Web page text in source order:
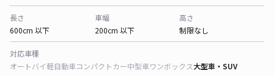
長さ
600cm 以下
車幅
200cm 以下
高さ
制限なし
対応車種
オートバイ軽自動車コンパクトカー中型車ワンボックス大型車・SUV